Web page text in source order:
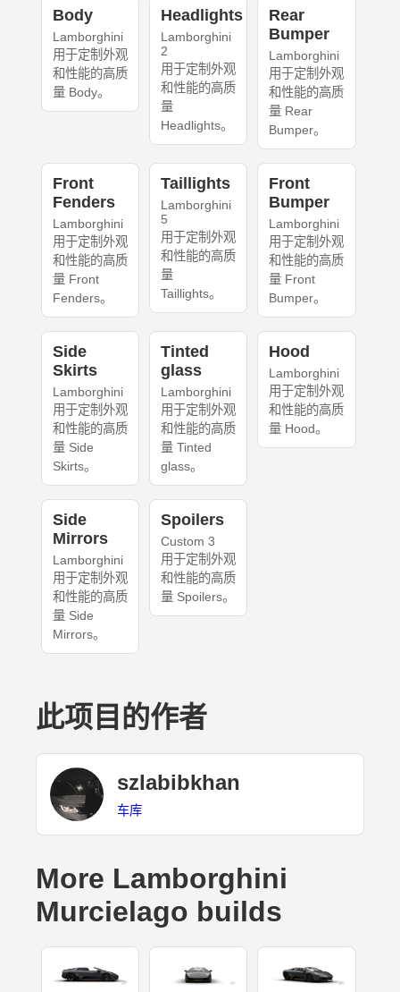
Body
Lamborghini
用于定制外观
和性能的高质
量 Body。
Headlights
Lamborghini
2
用于定制外观
和性能的高质
量
Headlights。
Rear
Bumper
Lamborghini
用于定制外观
和性能的高质
量 Rear
Bumper。
Front
Fenders
Lamborghini
用于定制外观
和性能的高质
量 Front
Fenders。
Taillights
Lamborghini
5
用于定制外观
和性能的高质
量
Taillights。
Front
Bumper
Lamborghini
用于定制外观
和性能的高质
量 Front
Bumper。
Side
Skirts
Lamborghini
用于定制外观
和性能的高质
量 Side
Skirts。
Tinted
glass
Lamborghini
用于定制外观
和性能的高质
量 Tinted
glass。
Hood
Lamborghini
用于定制外观
和性能的高质
量 Hood。
Side
Mirrors
Lamborghini
用于定制外观
和性能的高质
量 Side
Mirrors。
Spoilers
Custom 3
用于定制外观
和性能的高质
量 Spoilers。
此项目的作者
szlabibkhan
车库
More Lamborghini
Murcielago builds